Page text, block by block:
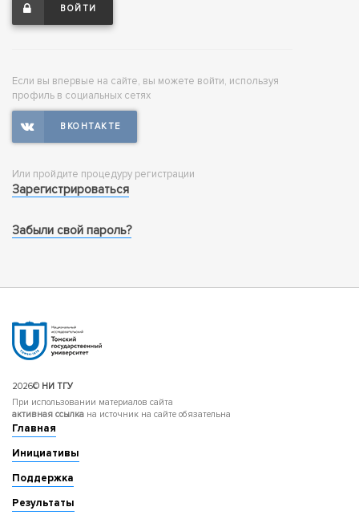
ВОЙТИ
Если вы впервые на сайте, вы можете войти, используя
профиль в социальных сетях
Или пройдите процедуру регистрации
Зарегистрироваться
Забыли свой пароль?
2026© НИ ТГУ
При использовании материалов сайта
активная ссылка на источник на сайте обязательна
Главная
Инициативы
Поддержка
Результаты